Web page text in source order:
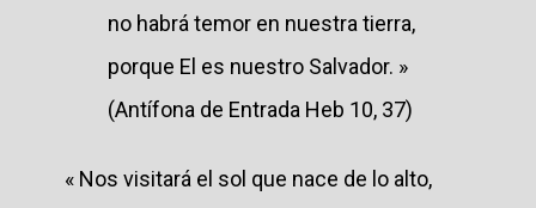
no habrá temor en nuestra tierra,
porque El es nuestro Salvador. »
(Antífona de Entrada Heb 10, 37)
« Nos visitará el sol que nace de lo alto,